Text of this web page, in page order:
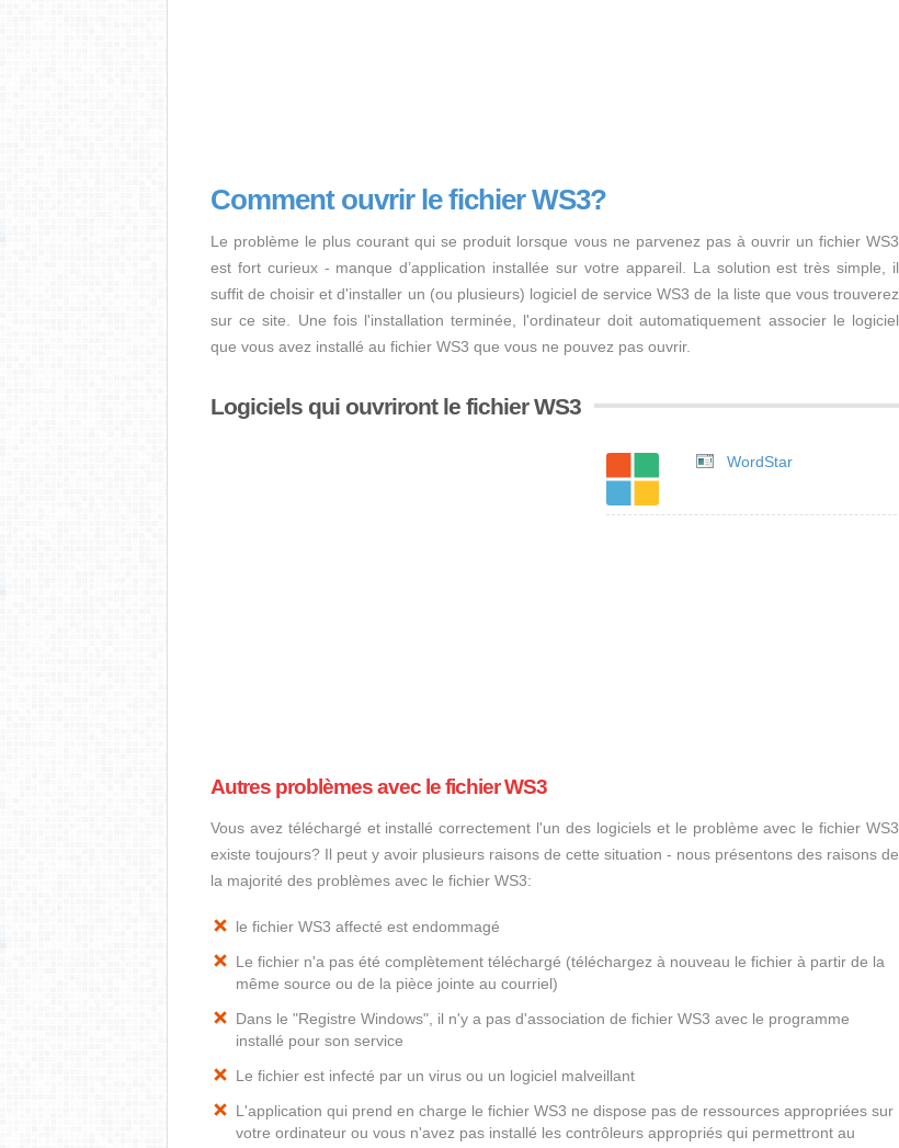
Comment ouvrir le fichier WS3?
Le problème le plus courant qui se produit lorsque vous ne parvenez pas à ouvrir un fichier WS3
est fort curieux - manque d’application installée sur votre appareil. La solution est très simple, il
suffit de choisir et d'installer un (ou plusieurs) logiciel de service WS3 de la liste que vous trouverez
sur ce site. Une fois l'installation terminée, l'ordinateur doit automatiquement associer le logiciel
que vous avez installé au fichier WS3 que vous ne pouvez pas ouvrir.
Logiciels qui ouvriront le fichier WS3
WordStar
Autres problèmes avec le fichier WS3
Vous avez téléchargé et installé correctement l'un des logiciels et le problème avec le fichier WS3
existe toujours? Il peut y avoir plusieurs raisons de cette situation - nous présentons des raisons de
la majorité des problèmes avec le fichier WS3:
le fichier WS3 affecté est endommagé
Le fichier n'a pas été complètement téléchargé (téléchargez à nouveau le fichier à partir de la
même source ou de la pièce jointe au courriel)
Dans le "Registre Windows", il n'y a pas d'association de fichier WS3 avec le programme
installé pour son service
Le fichier est infecté par un virus ou un logiciel malveillant
L'application qui prend en charge le fichier WS3 ne dispose pas de ressources appropriées sur
votre ordinateur ou vous n'avez pas installé les contrôleurs appropriés qui permettront au